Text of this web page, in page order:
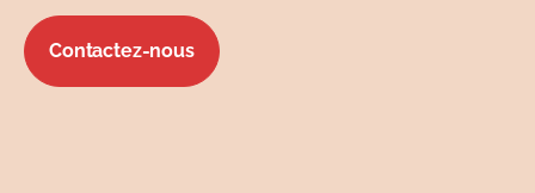
Contactez-nous